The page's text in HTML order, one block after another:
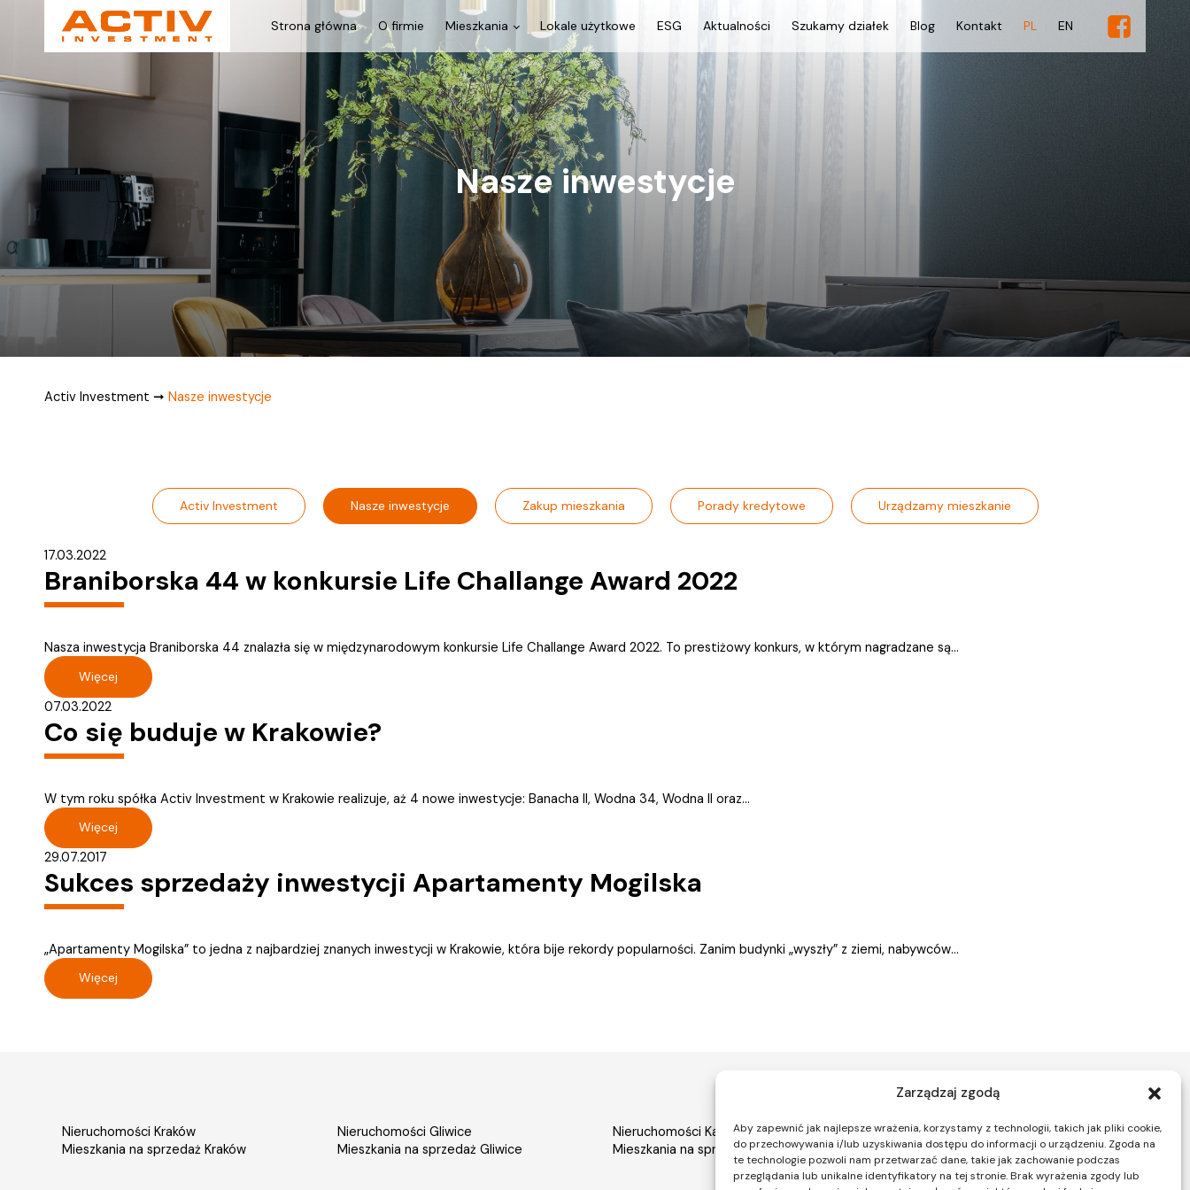
Zarządzaj zgodą
Aby zapewnić jak najlepsze wrażenia, korzystamy z technologii, takich jak pliki cookie,
do przechowywania i/lub uzyskiwania dostępu do informacji o urządzeniu. Zgoda na
te technologie pozwoli nam przetwarzać dane, takie jak zachowanie podczas
przeglądania lub unikalne identyfikatory na tej stronie. Brak wyrażenia zgody lub
Strona główna O firmie Mieszkania Lokale użytkowe ESG Aktualności Szukamy działek Blog Kontakt PL EN
Nasze inwestycje
Activ Investment ➞ Nasze inwestycje
Activ Investment Nasze inwestycje Zakup mieszkania Porady kredytowe Urządzamy mieszkanie
17.03.2022
Braniborska 44 w konkursie Life Challange Award 2022
Nasza inwestycja Braniborska 44 znalazła się w międzynarodowym konkursie Life Challange Award 2022. To prestiżowy konkurs, w którym nagradzane są...
Więcej
07.03.2022
Co się buduje w Krakowie?
W tym roku spółka Activ Investment w Krakowie realizuje, aż 4 nowe inwestycje: Banacha II, Wodna 34, Wodna II oraz...
Więcej
29.07.2017
Sukces sprzedaży inwestycji Apartamenty Mogilska
„Apartamenty Mogilska” to jedna z najbardziej znanych inwestycji w Krakowie, która bije rekordy popularności. Zanim budynki „wyszły” z ziemi, nabywców...
Więcej
Nieruchomości Kraków
Mieszkania na sprzedaż Kraków
Nieruchomości Gliwice
Mieszkania na sprzedaż Gliwice
Nieruchomości Katowice
Mieszkania na sprzedaż Katowice
Nieruchomości Warszawa
Mieszkania na sprzedaż Warszawa